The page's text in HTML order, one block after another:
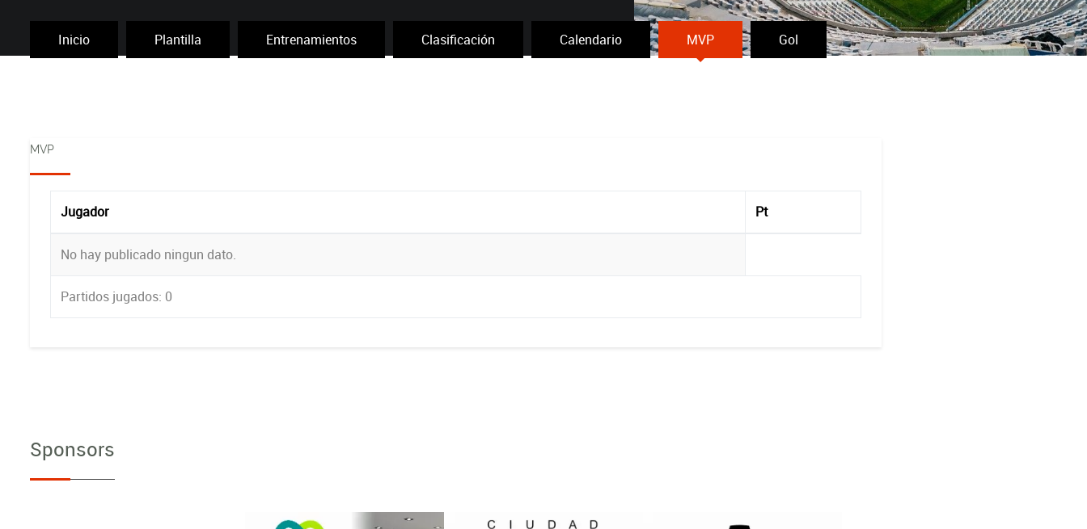
Inicio Plantilla Entrenamientos Clasificación Calendario MVP Gol
MVP
Jugador Pt
Partidos jugados: 0
No hay publicado ningun dato.
Sponsors